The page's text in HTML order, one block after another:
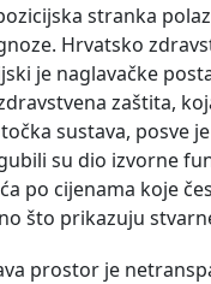
stranka
Hrvatsko
je naglavačke
zaštita,
sustava, posve
su dio izvorne
po cijenama koje
što prikazuju
prostor je